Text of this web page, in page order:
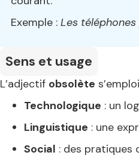
Exemple : Les
Sens et usage
L’adjectif obsolète
Technologique : un
Linguistique : une
Social : des pratiques